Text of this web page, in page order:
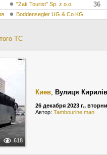
"Żak Tourist" Sp. z.o.o. 36
Boddensegler UG & Co.KG
ТС
618
Киев, Вулиця
26 декабря 2023 г.,
Автор: Tambourine man